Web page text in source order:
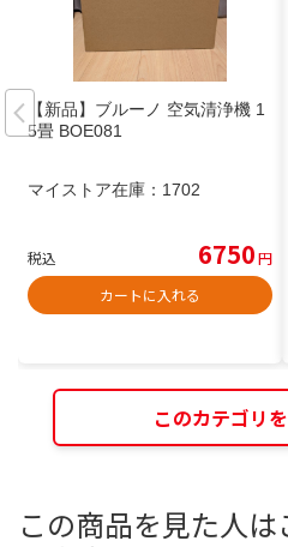
【新品】ブルーノ 空気清浄機 1
5畳 BOE081
マイストア在庫： 1702
税込 6750円
カートに入れる
このカテゴリ
この商品を見た人